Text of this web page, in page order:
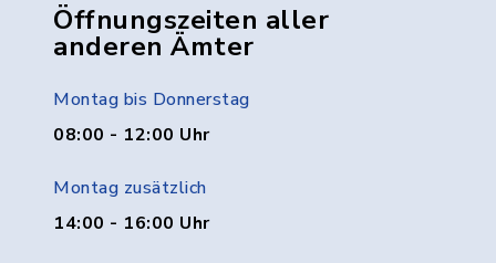
Öffnungszeiten aller
anderen Ämter
Montag bis Donnerstag
08:00 - 12:00 Uhr
Montag zusätzlich
14:00 - 16:00 Uhr